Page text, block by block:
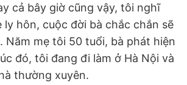
cả bây giờ cũng vậy, tôi nghĩ
ly hôn, cuộc đời bà chắc chắn sẽ
Năm mẹ tôi 50 tuổi, bà phát hiện
đó, tôi đang đi làm ở Hà Nội và
thường xuyên.